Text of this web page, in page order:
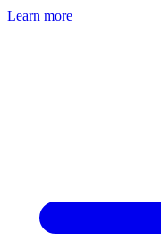
Learn more